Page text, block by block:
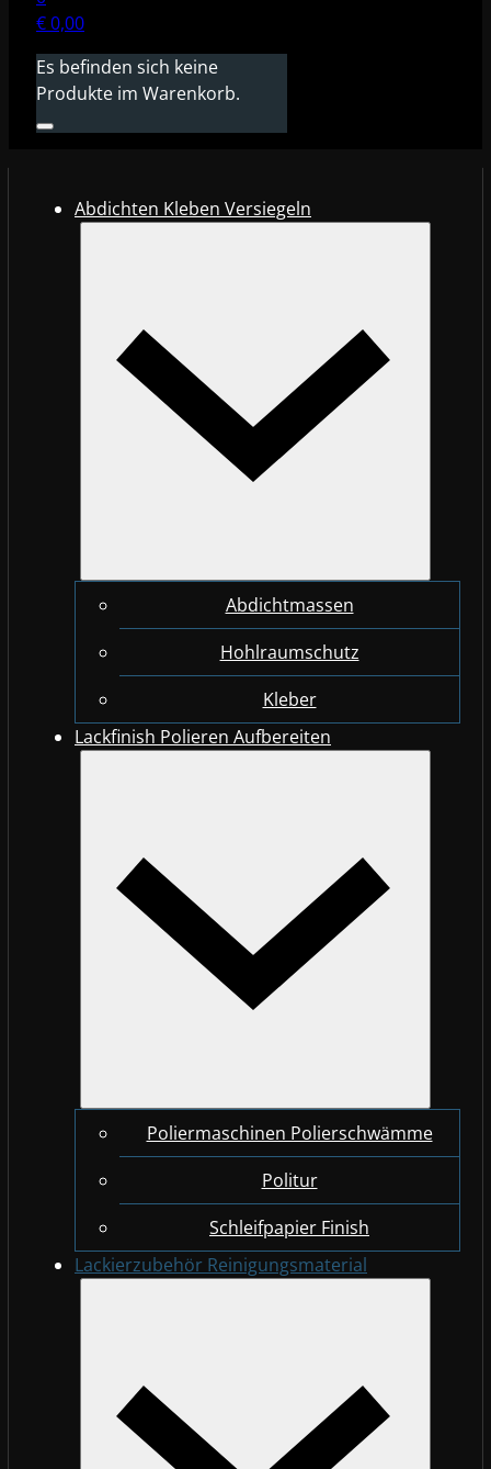
€0,00
Es befinden sich keine
Produkte im Warenkorb.
Abdichten Kleben Versiegeln
Abdichtmassen
Hohlraumschutz
Kleber
Lackfinish Polieren Aufbereiten
Poliermaschinen Polierschwämme
Politur
Schleifpapier Finish
Lackierzubehör Reinigungsmaterial